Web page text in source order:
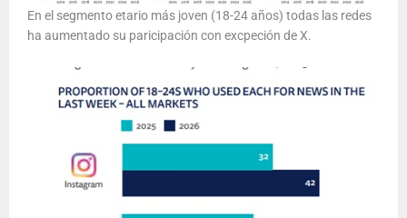
En el segmento etario más joven (18-24 años) todas las redes
ha aumentado su paricipación con excpeción de X.